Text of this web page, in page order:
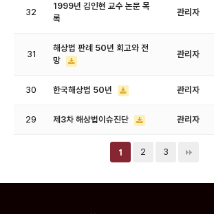
32
1999년 김인현 교수 논문 목
록
관리자
31
해상법 판례 50년 회고와 전
망
관리자
30 한국해상법 50년 관리자
29 제3차 해상법이슈진단 관리자
1 2 3